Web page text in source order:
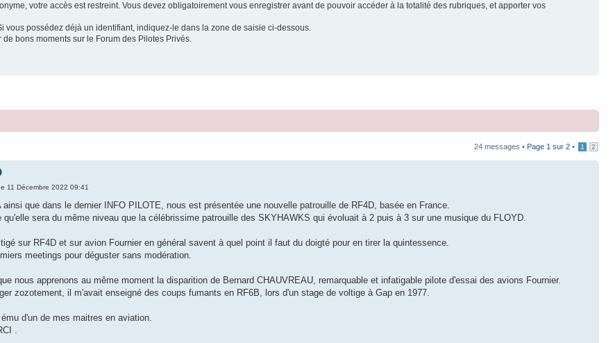
votre accès est restreint. Vous devez obligatoirement vous enregistrer avant de pouvoir accéder à la totalité des rubriques, et apporter vos
possédez déjà un identifiant, indiquez-le dans la zone de saisie ci-dessous.
bons moments sur le Forum des Pilotes Privés.
24 messages • Page 1 sur 2 • 1 2
11 Décembre 2022 09:41
ainsi que dans le dernier INFO PILOTE, nous est présentée une nouvelle patrouille de RF4D, basée en France.
qu'elle sera du même niveau que la célébrissime patrouille des SKYHAWKS qui évoluait à 2 puis à 3 sur une musique du FLOYD.
sur RF4D et sur avion Fournier en général savent à quel point il faut du doigté pour en tirer la quintessence.
meetings pour déguster sans modération.
nous apprenons au même moment la disparition de Bernard CHAUVREAU, remarquable et infatigable pilote d'essai des avions Fournier.
zozotement, il m'avait enseigné des coups fumants en RF6B, lors d'un stage de voltige à Gap en 1977.
d'un de mes maitres en aviation.
.